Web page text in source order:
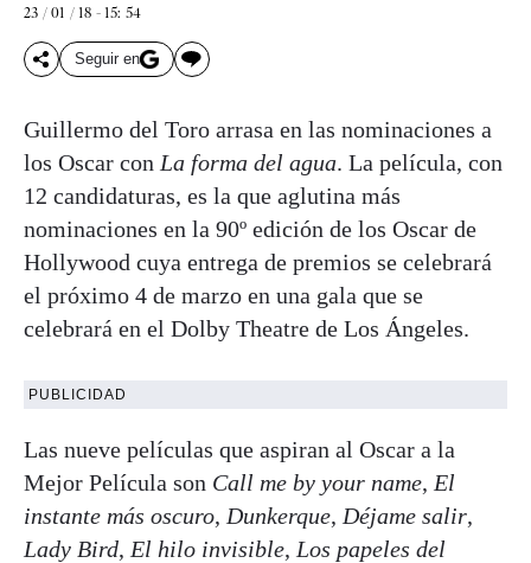
23 / 01 / 18 - 15: 54
Seguir en
Guillermo del Toro arrasa en las nominaciones a
los Oscar con La forma del agua. La película, con
12 candidaturas, es la que aglutina más
nominaciones en la 90º edición de los Oscar de
Hollywood cuya entrega de premios se celebrará
el próximo 4 de marzo en una gala que se
celebrará en el Dolby Theatre de Los Ángeles.
PUBLICIDAD
Las nueve películas que aspiran al Oscar a la
Mejor Película son Call me by your name, El
instante más oscuro, Dunkerque, Déjame salir,
Lady Bird, El hilo invisible, Los papeles del